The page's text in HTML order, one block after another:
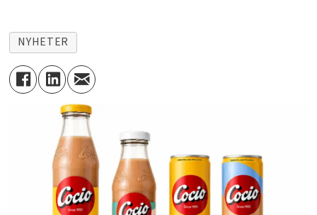
NYHETER